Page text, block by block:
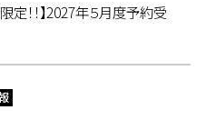
定！！】2027年５月度予約受